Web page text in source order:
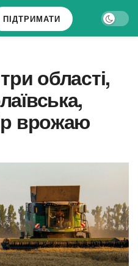
ПІДТРИМАТИ
області,
врожаю